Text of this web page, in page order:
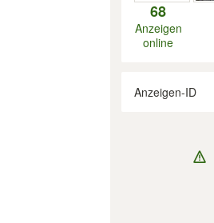
68
Anzeigen
online
Anzeigen-ID